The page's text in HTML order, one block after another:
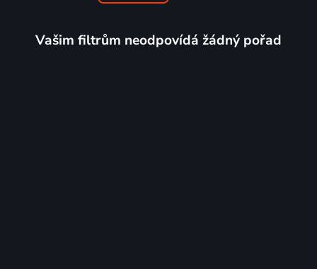
Vašim filtrům neodpovídá žádný pořad